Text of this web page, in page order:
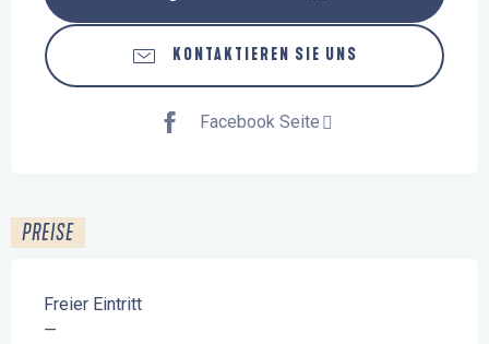
KONTAKTIEREN SIE UNS
Facebook Seite
PREISE
Freier Eintritt
—